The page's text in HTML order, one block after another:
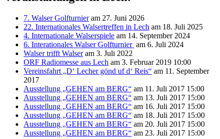
7. Walser Golfturnieram 27. Juni 2026
22. Internationales Walsertreffen in Lech am 18. Juli 2025
4. Internationale Walserspiele am 14. September 2024
6. Interationales Walser Golfturnier am 6. Juli 2024
Walser trifft Walseram 3. Juli 2022
ORF Radiomesse aus Lech am 3. Februar 2019 10:00
Vereinsfahrt „D‘ Lecher gönd uf d‘ Reis“ am 11. September
2017
Ausstellung „GEHEN am BERG“ am 11. Juli 2017 15:00
Ausstellung „GEHEN am BERG“ am 13. Juli 2017 15:00
Ausstellung „GEHEN am BERG“ am 16. Juli 2017 15:00
Ausstellung „GEHEN am BERG“ am 18. Juli 2017 15:00
Ausstellung „GEHEN am BERG“ am 20. Juli 2017 15:00
Ausstellung „GEHEN am BERG“ am 23. Juli 2017 15:00